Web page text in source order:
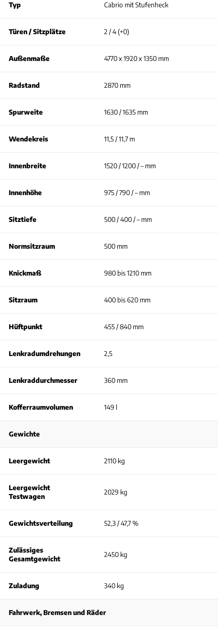
Typ Cabrio mit Stufenheck
Türen / Sitzplätze 2 / 4 (+0)
Außenmaße 4770 x 1920 x 1350 mm
Radstand 2870 mm
Spurweite 1630 / 1635 mm
Wendekreis 11,5 / 11,7 m
Innenbreite 1520 / 1200 / – mm
Innenhöhe 975 / 790 / – mm
Sitztiefe 500 / 400 / – mm
Normsitzraum 500 mm
Knickmaß 980 bis 1210 mm
Sitzraum 400 bis 620 mm
Hüftpunkt 455 / 840 mm
Lenkradumdrehungen 2,5
Lenkraddurchmesser 360 mm
Kofferraumvolumen 149 l
Gewichte
Leergewicht 2110 kg
Leergewicht
Testwagen
2029 kg
Gewichtsverteilung 52,3 / 47,7 %
Zulässiges
Gesamtgewicht
2450 kg
Zuladung 340 kg
Fahrwerk, Bremsen und Räder